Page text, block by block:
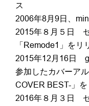
ス
2006年8月9日、
2015年８月５日
「Remode1」をリ
2015年12月16日
参加したカバーア
COVER BEST-」を
2016年８月３日